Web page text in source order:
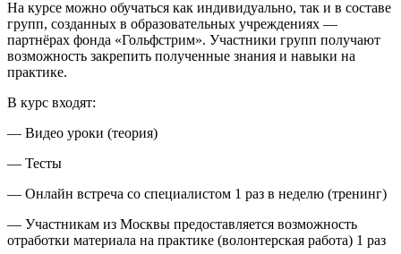
На курсе можно обучаться как индивидуально, так и в составе
групп, созданных в образовательных учреждениях —
партнёрах фонда «Гольфстрим». Участники групп получают
возможность закрепить полученные знания и навыки на
практике.
В курс входят:
— Видео уроки (теория)
— Тесты
— Онлайн встреча со специалистом 1 раз в неделю (тренинг)
— Участникам из Москвы предоставляется возможность
отработки материала на практике (волонтерская работа) 1 раз